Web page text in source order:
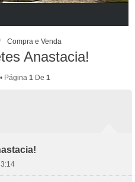
Compra e Venda
Anastacia!
Página 1 De 1